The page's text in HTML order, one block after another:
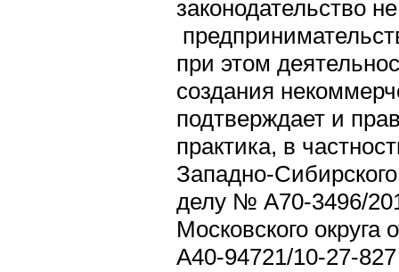
законодательство
при этом
создания
подтверждает и
практика, в
Западно-
делу № А70-3496/
Московского
А40-94721/10-27-